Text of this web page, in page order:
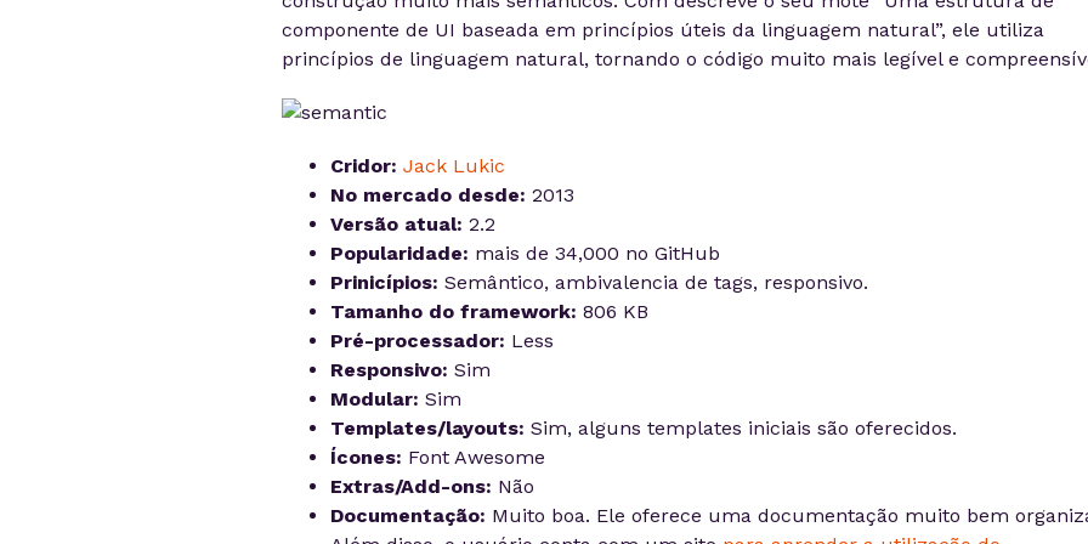
componente de UI baseada em princípios úteis da linguagem natural”, ele utiliza
princípios de linguagem natural, tornando o código muito mais legível e
Cridor: Jack Lukic
No mercado desde: 2013
Versão atual: 2.2
Popularidade: mais de 34,000 no GitHub
Prinicípios: Semântico, ambivalencia de tags, responsivo.
Tamanho do framework: 806 KB
Pré-processador: Less
Responsivo: Sim
Modular: Sim
Templates/layouts: Sim, alguns templates iniciais são oferecidos.
Ícones: Font Awesome
Extras/Add-ons: Não
Documentação: Muito boa. Ele oferece uma documentação muito bem